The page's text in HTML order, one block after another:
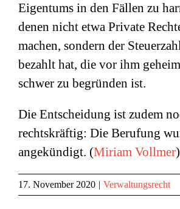
Eigentums in den Fällen zu
denen nicht etwa Private
machen, sondern der
bezahlt hat, die vor ihm
schwer zu begründen ist.
Die Entscheidung ist zudem
rechtskräftig: Die Berufung
angekündigt. (Miriam Vollmer)
17. November 2020 | Verwaltungsrecht